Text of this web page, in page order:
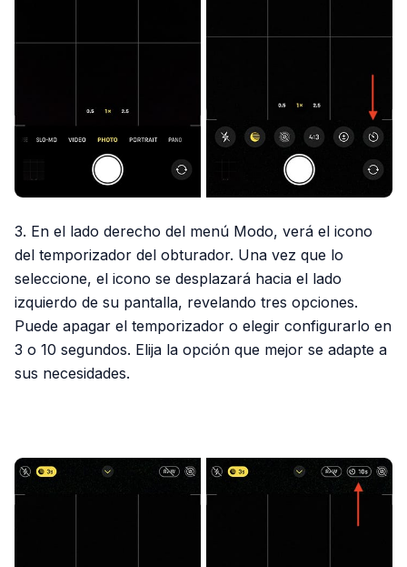
3. En el lado derecho del menú Modo, verá el icono
del temporizador del obturador. Una vez que lo
seleccione, el icono se desplazará hacia el lado
izquierdo de su pantalla, revelando tres opciones.
Puede apagar el temporizador o elegir configurarlo en
3 o 10 segundos. Elija la opción que mejor se adapte a
sus necesidades.